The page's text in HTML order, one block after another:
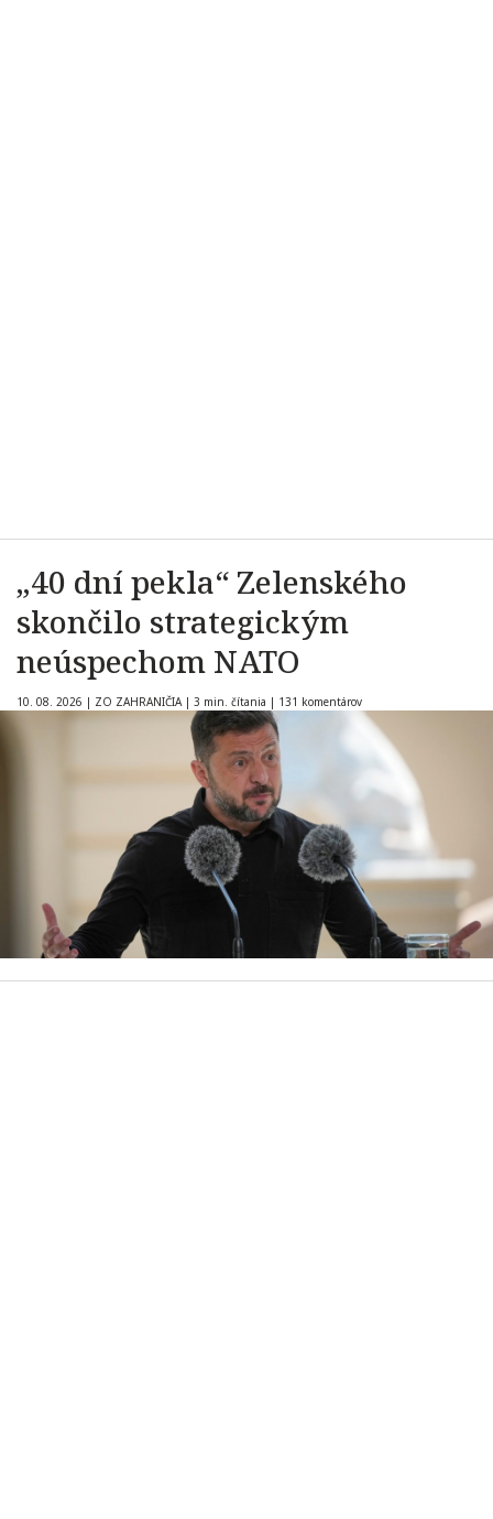
„40 dní pekla“ Zelenského
skončilo strategickým
neúspechom NATO
10. 08. 2026 | ZO ZAHRANIČIA | 3 min. čítania | 131 komentárov